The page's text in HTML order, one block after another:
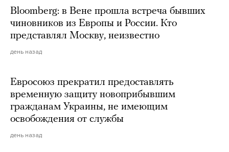
Bloomberg: в Вене прошла встреча бывших
чиновников из Европы и России. Кто
представлял Москву, неизвестно
день назад
Евросоюз прекратил предоставлять
временную защиту новоприбывшим
гражданам Украины, не имеющим
освобождения от службы
день назад